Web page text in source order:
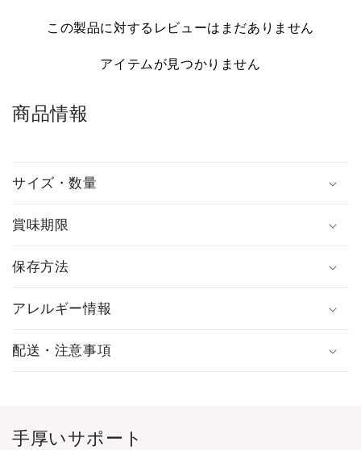
た
た
この製品に対するレビューはまだありません
アイテムが見つかりません
商品情報
サイズ・数量
賞味期限
保存方法
アレルギー情報
配送・注意事項
手厚いサポート